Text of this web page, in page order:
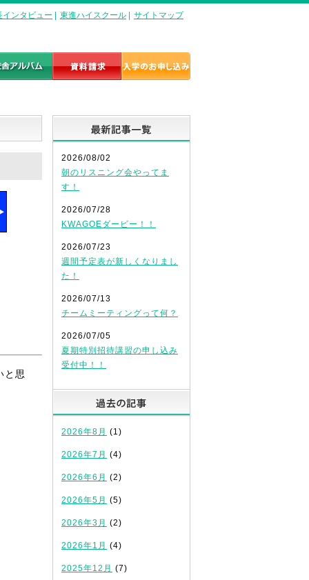
インタビュー 東進ハイスクール サイトマップ
と思
2026/08/02
朝のリスニング会やってま
す！
2026/07/28
KWAGOEダービー！！
2026/07/23
週間予定表が新しくなりまし
た！
2026/07/13
チームミーティングって何？
2026/07/05
夏期特別招待講習の申し込み
受付中！！
2026年8月 (1)
2026年7月 (4)
2026年6月 (2)
2026年5月 (5)
2026年3月 (2)
2026年1月 (4)
2025年12月 (7)